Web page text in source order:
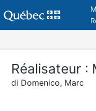
Réalisateur :
di Domenico, Marc